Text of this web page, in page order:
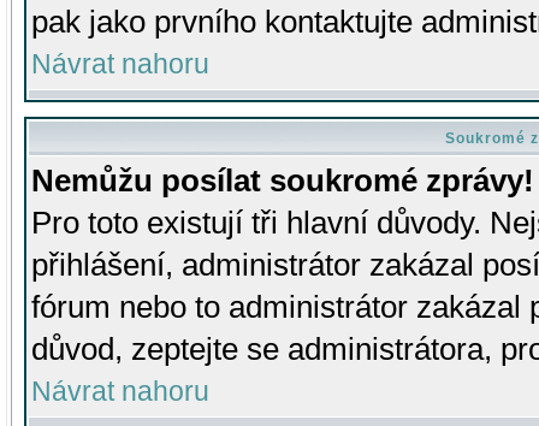
pak jako prvního kontaktujte
Návrat nahoru
Soukromé
Nemůžu posílat soukromé zprávy!
Pro toto existují tři hlavní důvody.
přihlášení, administrátor zakázal
fórum nebo to administrátor zakázal
důvod, zeptejte se administrátora,
Návrat nahoru